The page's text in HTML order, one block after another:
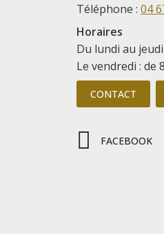
Téléphone : 04
Horaires
Du lundi au
Le vendredi : de
CONTACT
FACEBOOK